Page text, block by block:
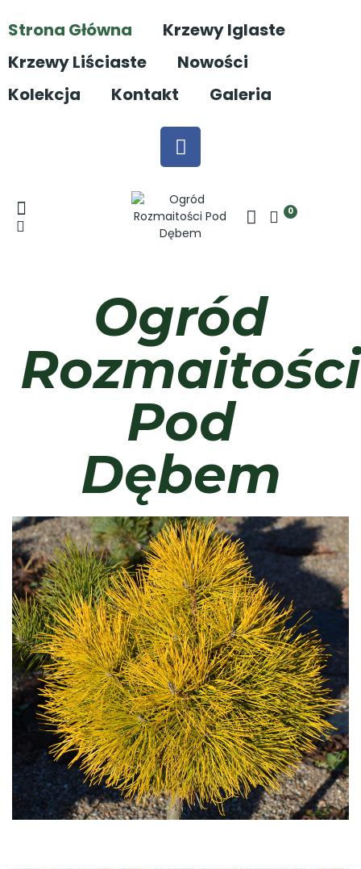
Strona Główna
Krzewy Iglaste
Krzewy Liściaste
Nowości
Kolekcja
Kontakt Galeria
0
Ogród
Rozmaitości
Pod
Dębem